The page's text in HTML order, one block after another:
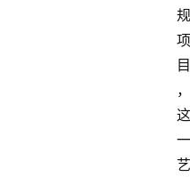
规
项
目
，
这
一
艺